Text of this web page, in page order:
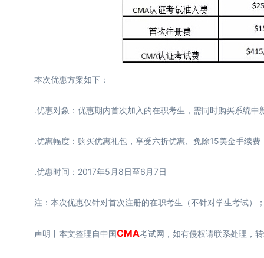
本次优惠方案如下：
.优惠对象：优惠期内首次加入的在职考生，需同时购买系统中
.优惠幅度：购买优惠礼包，享受六折优惠、免除15美金手续费
.优惠时间：2017年5月8日至6月7日
注：本次优惠仅针对首次注册的在职考生（不针对学生考试）
声明丨本文整理自中国CMA考试网，如有侵权请联系处理，